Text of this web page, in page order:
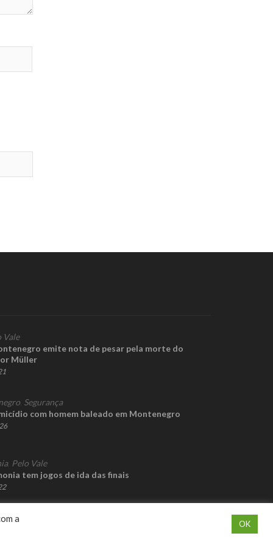
Vale
emite nota de pesar pela morte do
Müller
Segurança
com homem baleado em Montenegro
, Pelo Vale
tem jogos de ida das finais
a
OK